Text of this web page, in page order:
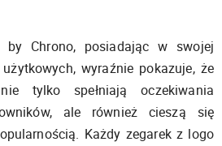
Chrono, posiadając w swojej
wyraźnie pokazuje, że
tylko spełniają oczekiwania
ale również cieszą się
Każdy zegarek z logo